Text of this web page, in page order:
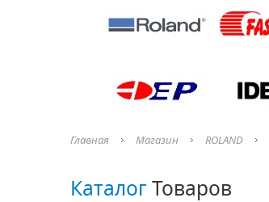
Главная Магазин ROLAND
КаталогТоваров